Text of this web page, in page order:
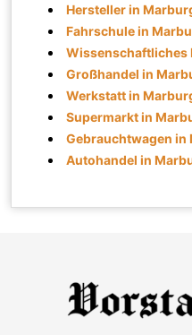
Hersteller in
Fahrschule in
Wissenschaftliches
Großhandel in
Werkstatt in
Supermarkt in
Gebrauchtwagen in
Autohandel in